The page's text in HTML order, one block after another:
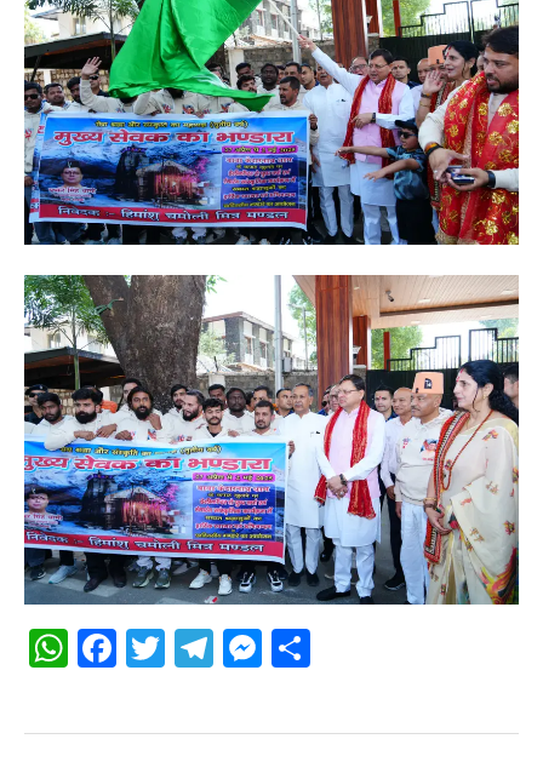
WhatsApp
Facebook
Twitter
Telegram
Messenger